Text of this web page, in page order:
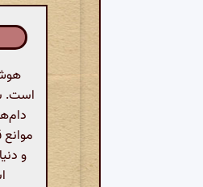
است.
موانع
و